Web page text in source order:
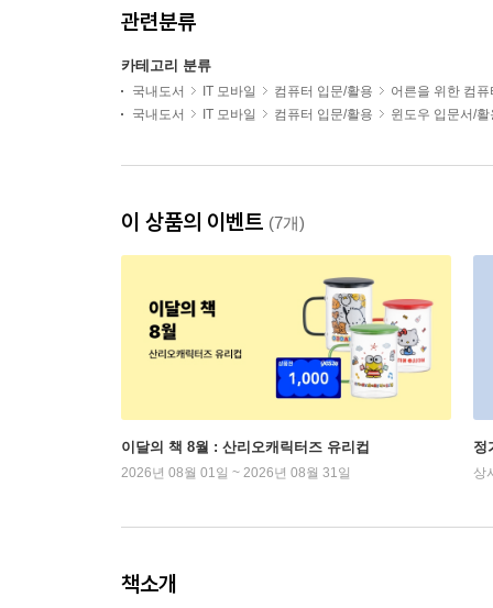
관련분류
카테고리 분류
국내도서 IT 모바일 컴퓨터 입문/활용
어른을 위한 컴퓨
국내도서
IT 모바일 컴퓨터 입문/활용 윈도우 입문서/활
이 상품의 이벤트 (7개)
이달의 책 8월 : 산리오캐릭터즈 유리컵
2026년 08월 01일 ~ 2026년 08월 31일
정
상
책소개